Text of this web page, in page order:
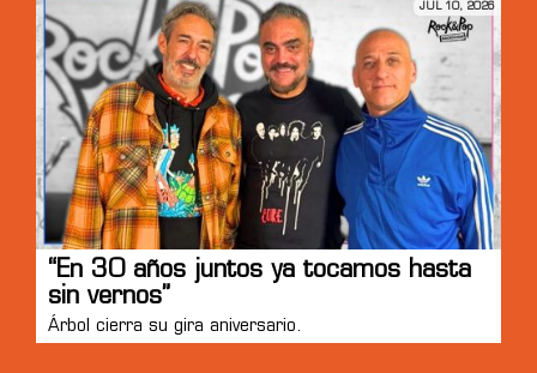
JUL 10, 2026
“En 30 años juntos ya tocamos hasta
sin vernos”
Árbol cierra su gira aniversario.